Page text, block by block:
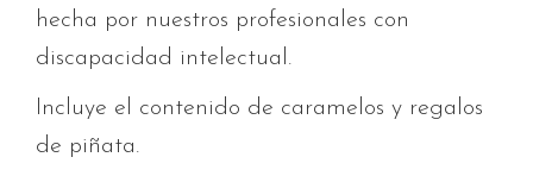
hecha por nuestros profesionales con
discapacidad intelectual.
Incluye el contenido de caramelos y regalos
de piñata.